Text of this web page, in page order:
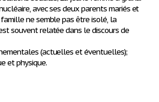
avec ses deux parents mariés et
ne semble pas être isolé, la
souvent relatée dans le discours de
(actuelles et éventuelles);
et physique.